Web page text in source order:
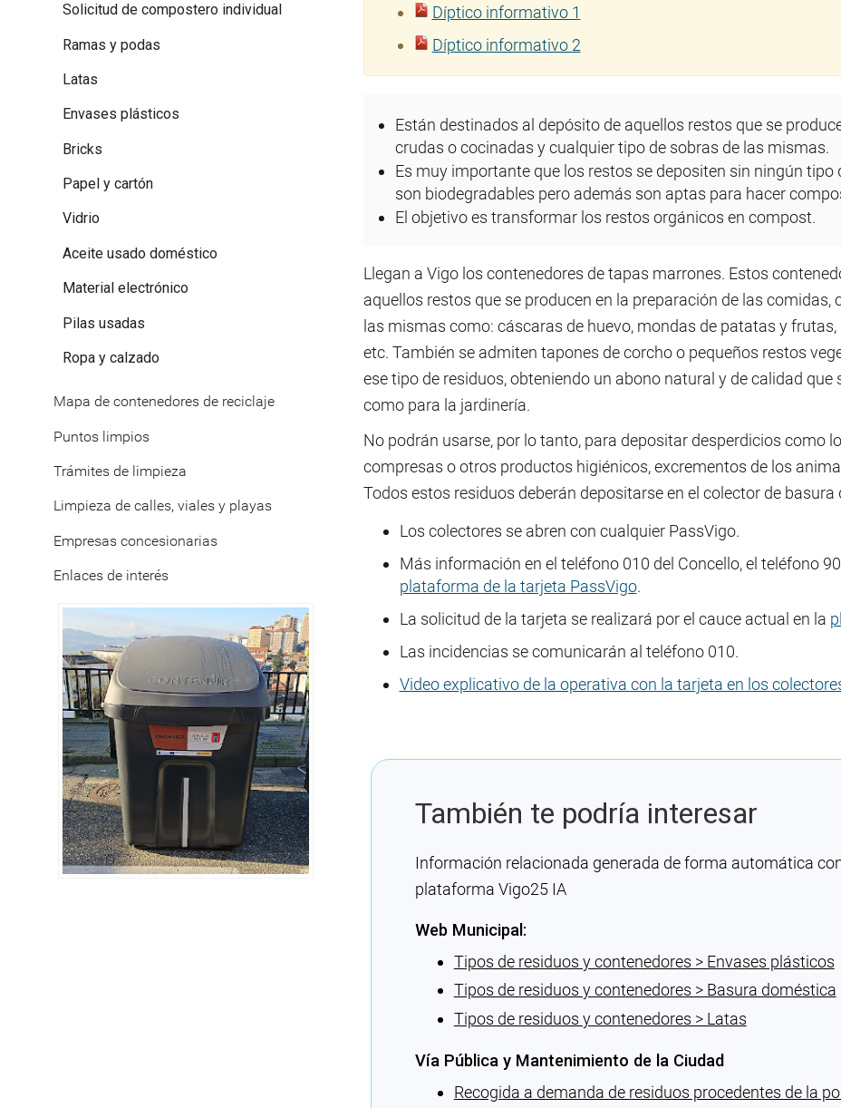
Díptico informativo 1
Díptico informativo 2
Están destinados al depósito de aquellos restos que se
crudas o cocinadas y cualquier tipo de sobras de las mismas.
Es muy importante que los restos se depositen sin ningún
son biodegradables pero además son aptas para hacer
El objetivo es transformar los restos orgánicos en compost.
Llegan a Vigo los contenedores de tapas marrones. Estos
aquellos restos que se producen en la preparación de las
las mismas como: cáscaras de huevo, mondas de patatas y
etc. También se admiten tapones de corcho o pequeños restos
ese tipo de residuos, obteniendo un abono natural y de calidad
como para la jardinería.
No podrán usarse, por lo tanto, para depositar desperdicios como
compresas o otros productos higiénicos, excrementos de los
Todos estos residuos deberán depositarse en el colector de
Los colectores se abren con cualquier PassVigo.
Más información en el teléfono 010 del Concello, el teléfono
plataforma de la tarjeta PassVigo.
La solicitud de la tarjeta se realizará por el cauce actual en la
Las incidencias se comunicarán al teléfono 010.
Video explicativo de la operativa con la tarjeta en los
También te podría interesar
Información relacionada generada de forma automática
plataforma Vigo25 IA
Web Municipal:
Tipos de residuos y contenedores > Envases plásticos
Tipos de residuos y contenedores > Basura doméstica
Tipos de residuos y contenedores > Latas
Vía Pública y Mantenimiento de la Ciudad
Recogida a demanda de residuos procedentes de la
Solicitud de compostero individual
Ramas y podas
Latas
Envases plásticos
Bricks
Papel y cartón
Vidrio
Aceite usado doméstico
Material electrónico
Pilas usadas
Ropa y calzado
Mapa de contenedores de reciclaje
Puntos limpios
Trámites de limpieza
Limpieza de calles, viales y playas
Empresas concesionarias
Enlaces de interés